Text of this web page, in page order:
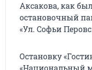
Аксакова, как
остановочный
«Ул. Софьи
Остановку
«Национальный